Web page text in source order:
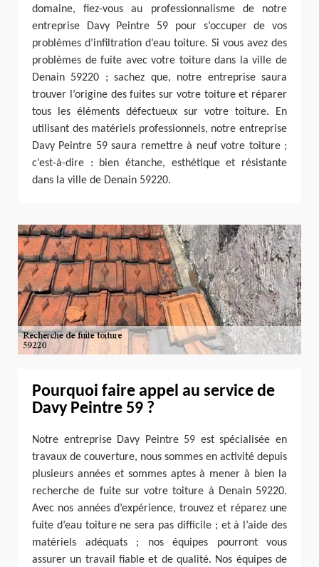
domaine, fiez-vous au professionnalisme de notre
entreprise Davy Peintre 59 pour s’occuper de vos
problèmes d’infiltration d’eau toiture. Si vous avez des
problèmes de fuite avec votre toiture dans la ville de
Denain 59220 ; sachez que, notre entreprise saura
trouver l’origine des fuites sur votre toiture et réparer
tous les éléments défectueux sur votre toiture. En
utilisant des matériels professionnels, notre entreprise
Davy Peintre 59 saura remettre à neuf votre toiture ;
c’est-à-dire : bien étanche, esthétique et résistante
dans la ville de Denain 59220.
Pourquoi faire appel au service de
Davy Peintre 59 ?
Notre entreprise Davy Peintre 59 est spécialisée en
travaux de couverture, nous sommes en activité depuis
plusieurs années et sommes aptes à mener à bien la
recherche de fuite sur votre toiture à Denain 59220.
Avec nos années d’expérience, trouvez et réparez une
fuite d’eau toiture ne sera pas difficile ; et à l’aide des
matériels adéquats ; nos équipes pourront vous
assurer un travail fiable et de qualité. Nos équipes de